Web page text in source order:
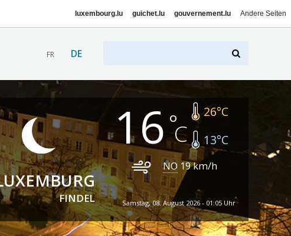
luxembourg.lu guichet.lu gouvernement.lu Andere Seiten
FR DE
FINDEL
16 26°C
13°C
NO 19km/h
Samstag, 08. August 2026 - 01:05 Uhr